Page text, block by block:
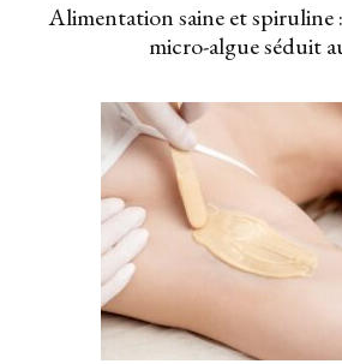
Alimentation saine et
micro-algue séduit